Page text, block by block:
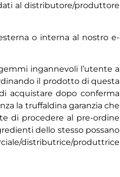
al distributore/produttore
o interna al nostro e-
ingannevoli l’utente a
il prodotto di questa
acquistare dopo conferma
la truffaldina garanzia che
di procedere al pre-ordine
dello stesso possano
distributrice/produttrice